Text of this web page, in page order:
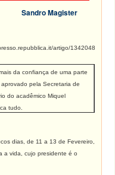
Sandro Magister
artigo/1342048
da confiança de uma parte
pela Secretaria de
do acadêmico Miquel
tudo.
dias, de 11 a 13 de Fevereiro,
a vida, cujo presidente é o